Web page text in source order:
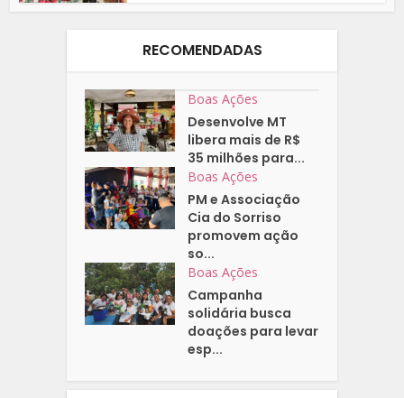
RECOMENDADAS
Boas Ações
Desenvolve MT
libera mais de R$
35 milhões para...
Boas Ações
PM e Associação
Cia do Sorriso
promovem ação
so...
Boas Ações
Campanha
solidária busca
doações para levar
esp...